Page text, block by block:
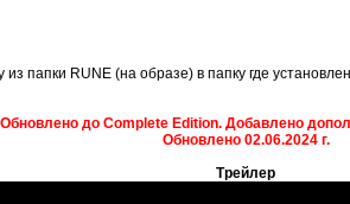
из папки RUNE (на образе) в папку где
Обновлено до Complete Edition. Добавлено
Обновлено 02.06.2024 г.
Трейлер